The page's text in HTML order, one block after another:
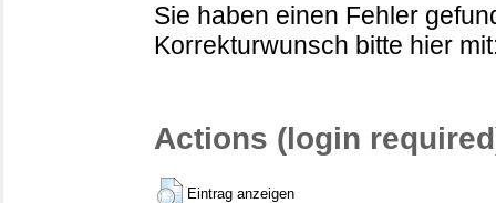
Sie haben einen Fehler
Korrekturwunsch bitte hier
Actions (login
Eintrag anzeigen